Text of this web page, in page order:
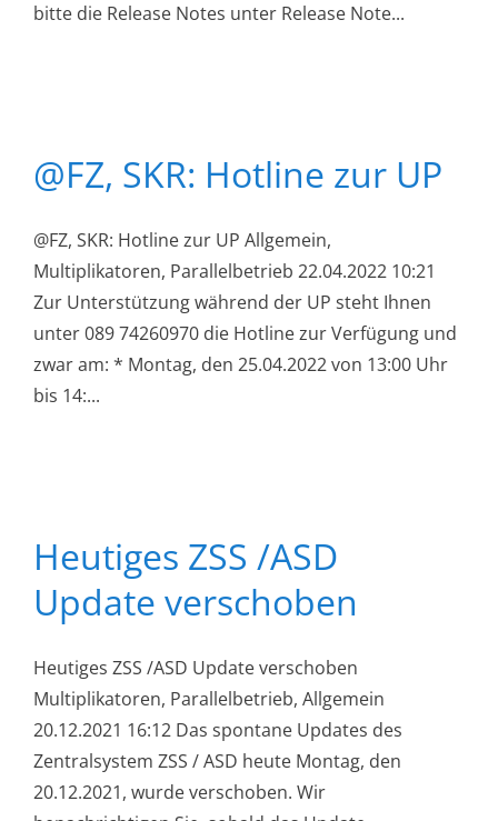
bitte die Release Notes unter Release Note...
@FZ, SKR: Hotline zur UP
@FZ, SKR: Hotline zur UP Allgemein,
Multiplikatoren, Parallelbetrieb 22.04.2022 10:21
Zur Unterstützung während der UP steht Ihnen
unter 089 74260970 die Hotline zur Verfügung und
zwar am: * Montag, den 25.04.2022 von 13:00 Uhr
bis 14:...
Heutiges ZSS /ASD
Update verschoben
Heutiges ZSS /ASD Update verschoben
Multiplikatoren, Parallelbetrieb, Allgemein
20.12.2021 16:12 Das spontane Updates des
Zentralsystem ZSS / ASD heute Montag, den
20.12.2021, wurde verschoben. Wir